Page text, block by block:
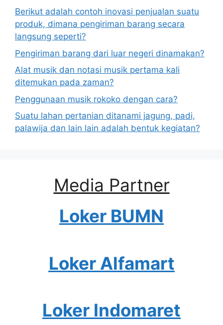
Berikut adalah contoh inovasi penjualan suatu
produk, dimana pengiriman barang secara
langsung seperti?
Pengiriman barang dari luar negeri dinamakan?
Alat musik dan notasi musik pertama kali
ditemukan pada zaman?
Penggunaan musik rokoko dengan cara?
Suatu lahan pertanian ditanami jagung, padi,
palawija dan lain lain adalah bentuk kegiatan?
Media Partner
Loker BUMN
Loker Alfamart
Loker Indomaret